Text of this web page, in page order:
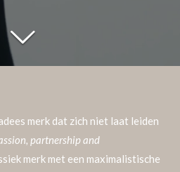
merk dat zich niet laat leiden
partnership and
merk met een maximalistische